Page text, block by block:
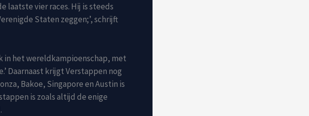
laatste vier races. Hij is steeds
Staten zeggen;’, schrijft
in het wereldkampioenschap, met
Daarnaast krijgt Verstappen nog
Bakoe, Singapore en Austin is
is zoals altijd de enige